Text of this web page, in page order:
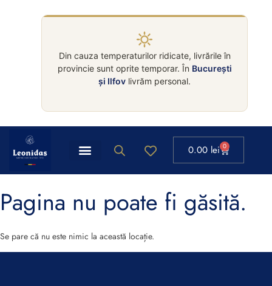
Din cauza temperaturilor ridicate, livrările în
provincie sunt oprite temporar. În București
și Ilfov livrăm personal.
0.00 lei 0
Pagina nu poate fi găsită.
Se pare că nu este nimic la această locație.